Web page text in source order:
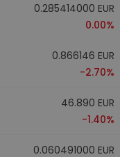
0.285414000 EUR
0.00%
0.866146 EUR
-2.70%
46.890 EUR
-1.40%
0.060491000 EUR